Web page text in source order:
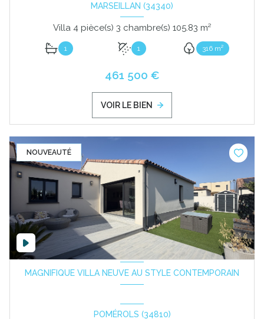
MARSEILLAN (34340)
Villa 4 pièce(s) 3 chambre(s) 105.83 m²
1 1 316 m²
461 500 €
VOIR LE BIEN
NOUVEAUTÉ
MAGNIFIQUE VILLA NEUVE AU STYLE CONTEMPORAIN
POMÉROLS (34810)